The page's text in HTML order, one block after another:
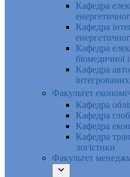
Кафедра
Кафедра
Кафедра
біомедичної
Кафедра
Факультет
Кафедра
Кафедра
Кафедра
Кафедра
логістики
Факультет